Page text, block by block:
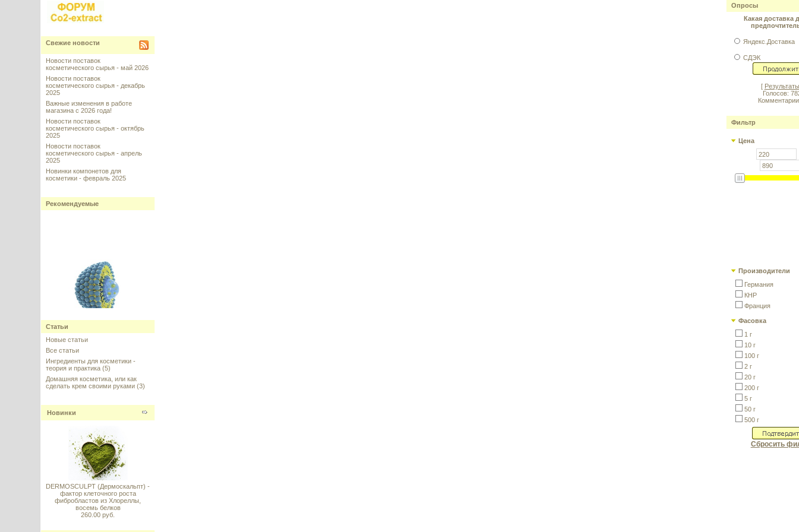
Свежие новости
Новости поставок
косметического сырья - май 2026
Новости поставок
косметического сырья - декабрь
2025
Важные изменения в работе
магазина с 2026 года!
Новости поставок
косметического сырья - октябрь
2025
Новости поставок
косметического сырья - апрель
2025
Новинки компонетов для
косметики - февраль 2025
Рекомендуемые
Sepitonic (Сепитоник), Seppic,
Франция, 20 г
---------
Olivem 1000 (Оливем 1000),
Hallstar, Италия
Статьи
Новые статьи
Все статьи
Ингредиенты для косметики -
теория и практика (5)
Домашняя косметика, или как
сделать крем своими руками (3)
Новинки
DERMOSCULPT (Дермоскальпт) -
фактор клеточного роста
фибробластов из Хлореллы,
восемь белков
260.00 руб.
Опросы
Какая доставка
Яндекс.Доставка
СДЭК
[ Результаты
Голосов:
Фильтр
Цена
Производители
Германия
КНР
Франция
Фасовка
1 г
10 г
100 г
2 г
20 г
200 г
5 г
50 г
500 г
Сбросить